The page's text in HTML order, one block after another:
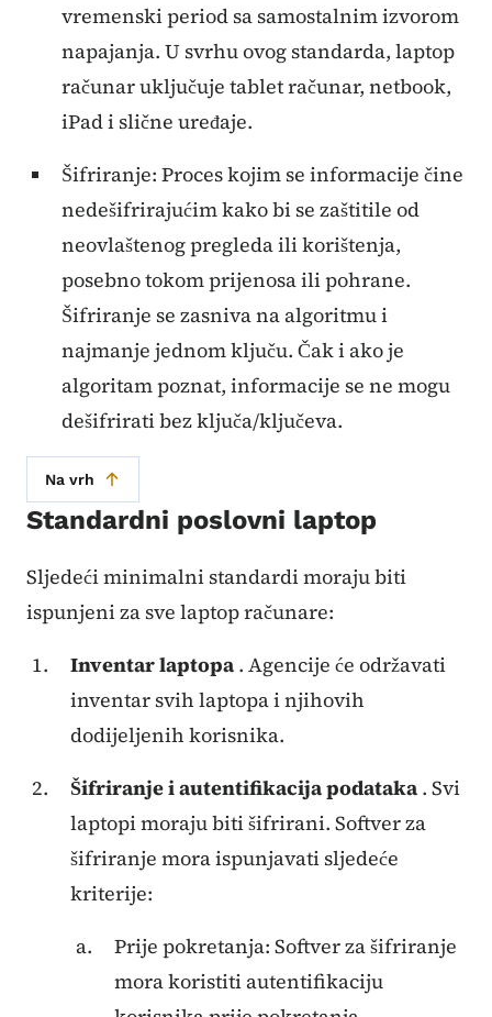
vremenski period sa samostalnim izvorom
napajanja. U svrhu ovog standarda, laptop
računar uključuje tablet računar, netbook,
iPad i slične uređaje.
Šifriranje: Proces kojim se informacije čine
nedešifrirajućim kako bi se zaštitile od
neovlaštenog pregleda ili korištenja,
posebno tokom prijenosa ili pohrane.
Šifriranje se zasniva na algoritmu i
najmanje jednom ključu. Čak i ako je
algoritam poznat, informacije se ne mogu
dešifrirati bez ključa/ključeva.
Na vrh
Standardni poslovni laptop
Sljedeći minimalni standardi moraju biti
ispunjeni za sve laptop računare:
Inventar laptopa . Agencije će održavati
inventar svih laptopa i njihovih
dodijeljenih korisnika.
Šifriranje i autentifikacija podataka . Svi
laptopi moraju biti šifrirani. Softver za
šifriranje mora ispunjavati sljedeće
kriterije:
Prije pokretanja: Softver za šifriranje
mora koristiti autentifikaciju